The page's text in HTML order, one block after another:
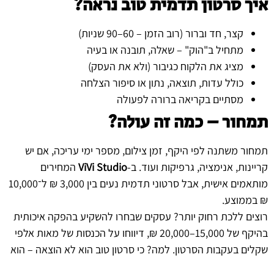
איך סרטון תדמית טוב נראה?
קצר, חד וברור (רוב הזמן – 60–90 שניות)
מתחיל ב"הוק" – שאלה, תובנה או בעיה
מציג את הלקוח כגיבור (ולא את העסק)
כולל עדות, תוצאה, נתון או סיפור הצלחה
מסתיים בקריאה ברורה לפעולה
תמחור – כמה זה עולה?
תמחור משתנה לפי היקף, זמן צילום, מספר ימי עריכה, אם יש
קריינות, אנימציה, גרפיקות ועוד. ב-ViVi Studio המחירים
מותאמים אישית, אבל סרטוני תדמית נעים בין 3,000 ₪ ל־10,000
₪ בממוצע.
רוצים ללכת רחוק יותר? עסקים שבחרו להשקיע בהפקה איכותית
בהיקף של 15,000–20,000 ₪, דיווחו על הכנסות של מאות אלפי
שקלים בעקבות הסרטון. למה? כי סרטון טוב הוא לא הוצאה – הוא